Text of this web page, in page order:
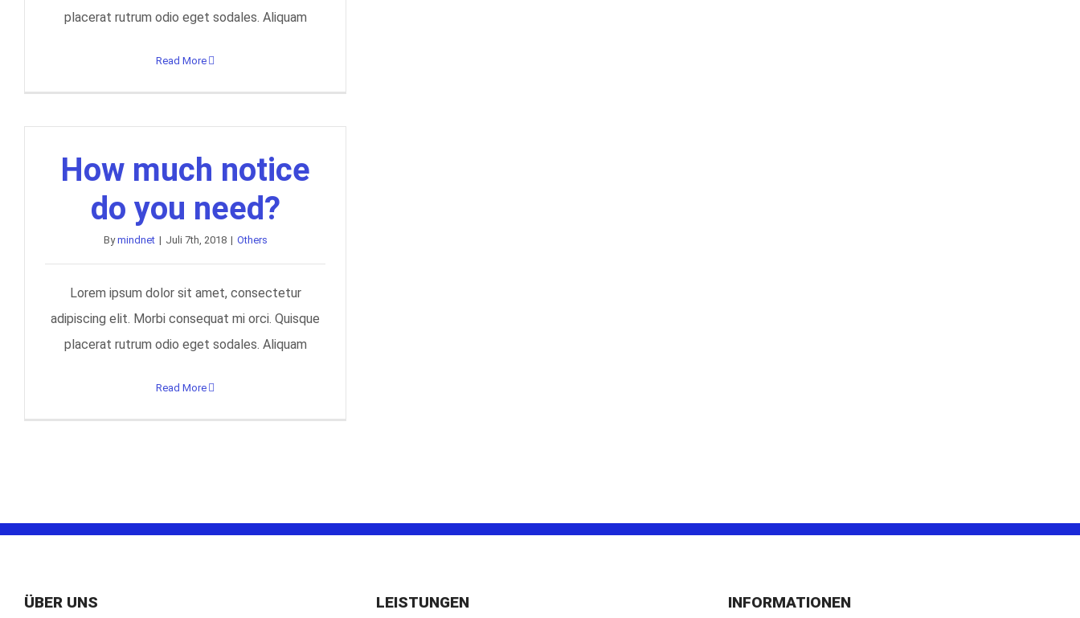
placerat rutrum odio eget sodales. Aliquam
Read More
How much notice
do you need?
Bymindnet | Juli 7th, 2018 | Others
Lorem ipsum dolor sit amet, consectetur
adipiscing elit. Morbi consequat mi orci. Quisque
placerat rutrum odio eget sodales. Aliquam
Read More
ÜBER UNS LEISTUNGEN INFORMATIONEN